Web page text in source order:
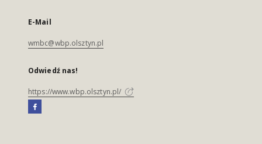
E-Mail
wmbc@wbp.olsztyn.pl
Odwiedź nas!
https://www.wbp.olsztyn.pl/